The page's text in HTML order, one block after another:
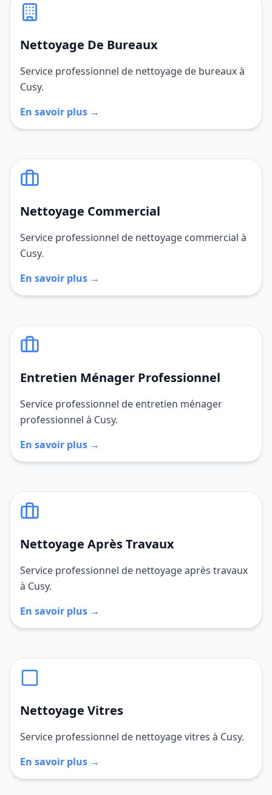
Nettoyage De Bureaux
Service professionnel de nettoyage de bureaux à
Cusy.
En savoir plus →
Nettoyage Commercial
Service professionnel de nettoyage commercial à
Cusy.
En savoir plus →
Entretien Ménager Professionnel
Service professionnel de entretien ménager
professionnel à Cusy.
En savoir plus →
Nettoyage Après Travaux
Service professionnel de nettoyage après travaux
à Cusy.
En savoir plus →
Nettoyage Vitres
Service professionnel de nettoyage vitres à Cusy.
En savoir plus →